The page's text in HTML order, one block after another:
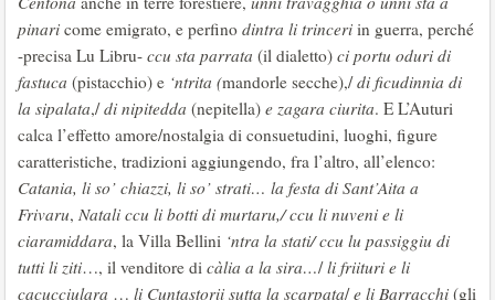
pinari come emigrato, e perfino dintra li trinceri in guerra, perché
-precisa Lu Libru- ccu sta parrata (il dialetto) ci portu oduri di
fastuca (pistacchio) e ‘ntrita (mandorle secche),/di ficudinnia di
la sipalata,/di nipitedda (nepitella) e zagara ciurita. E L’Auturi
calca l’effetto amore/nostalgia di consuetudini, luoghi, figure
caratteristiche, tradizioni aggiungendo, fra l’altro, all’elenco:
Catania, li so’ chiazzi, li so’ strati… la festa di Sant’Aita a
Frivaru, Natali ccu li botti di murtaru,/ ccu li nuveni e li
ciaramiddara, la Villa Bellini ‘ntra la stati/ ccu lu passiggiu di
tutti li ziti…, il venditore di càlia a la sira…/li friituri e li
cacucciulara … li Cuntastorii sutta la scarpata/e li Barracchi (gli